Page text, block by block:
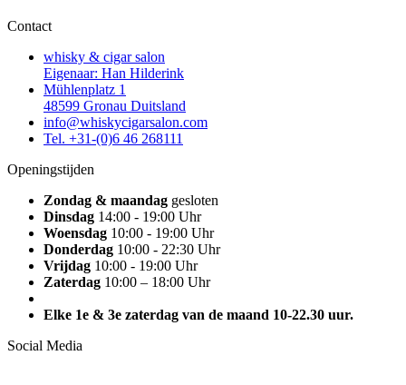
Contact
whisky & cigar salon
Eigenaar: Han Hilderink
Mühlenplatz 1
48599 Gronau Duitsland
info@whiskycigarsalon.com
Tel. +31-(0)6 46 268111
Openingstijden
Zondag & maandag gesloten
Dinsdag 14:00 - 19:00 Uhr
Woensdag 10:00 - 19:00 Uhr
Donderdag 10:00 - 22:30 Uhr
Vrijdag 10:00 - 19:00 Uhr
Zaterdag 10:00 – 18:00 Uhr
Elke 1e & 3e zaterdag van de maand 10-22.30 uur.
Social Media